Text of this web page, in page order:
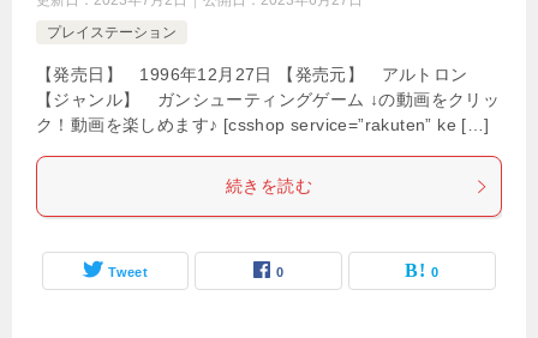
プレイステーション
【発売日】 1996年12月27日 【発売元】 アルトロン
【ジャンル】 ガンシューティングゲーム ↓の動画をクリッ
ク！動画を楽しめます♪ [csshop service=”rakuten” ke […]
続きを読む
Tweet 0 0